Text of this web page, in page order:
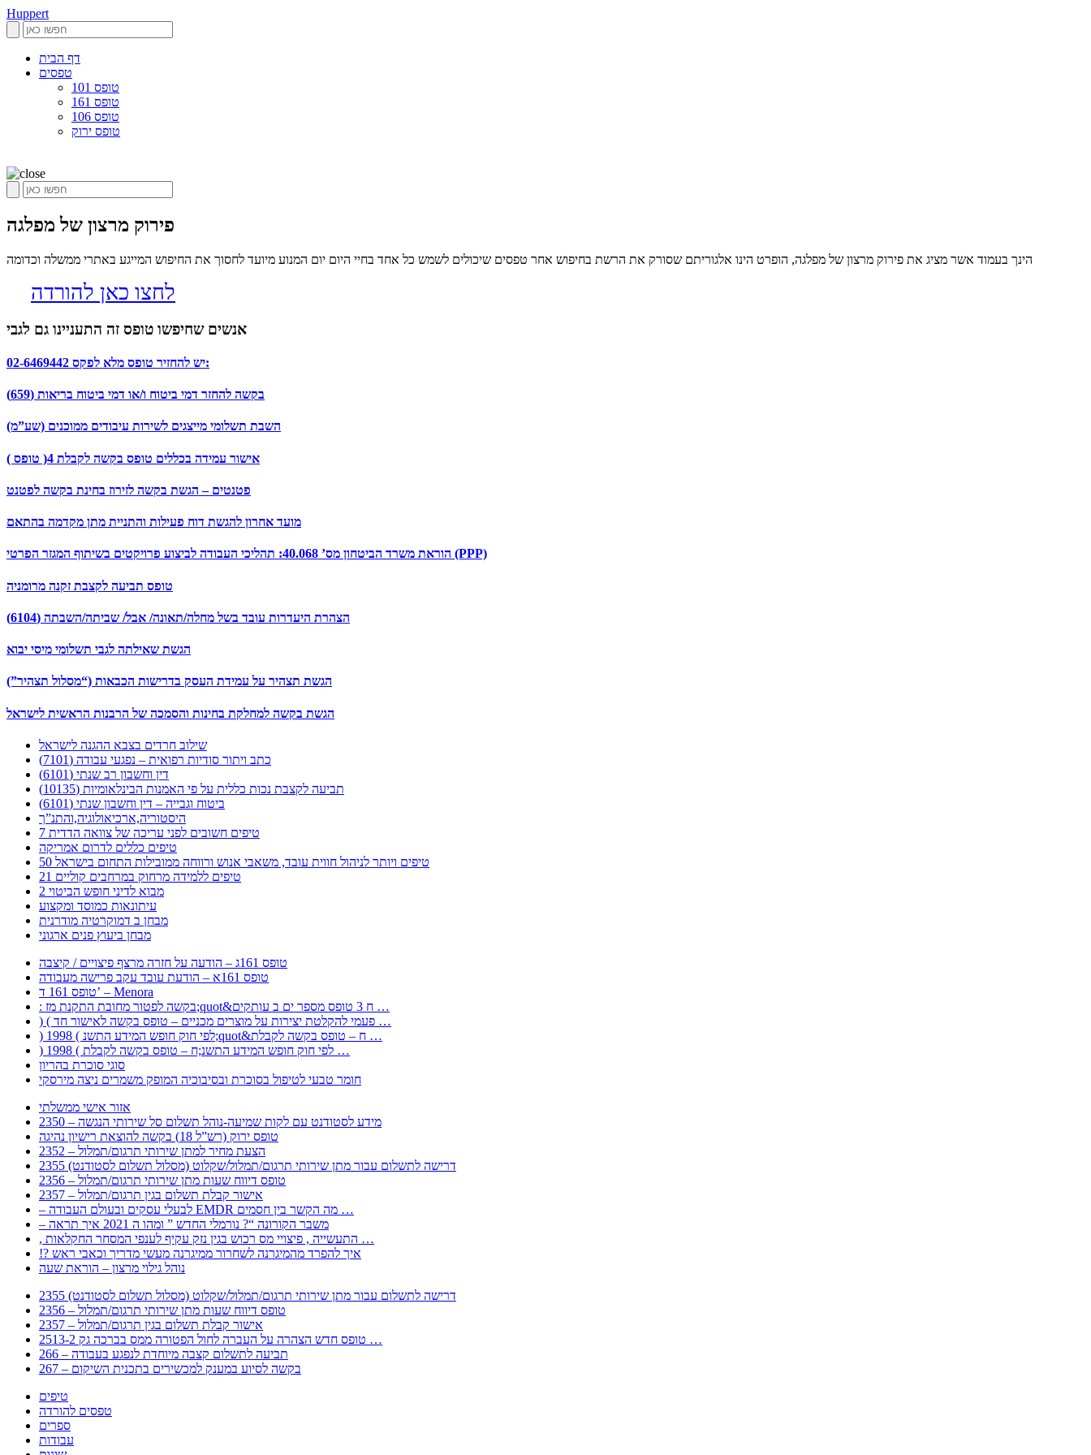
Huppert
דף הבית
טפסים
טופס 101
טופס 161
טופס 106
טופס ירוק
פירוק מרצון של מפלגה
הינך בעמוד אשר מציג את פירוק מרצון של מפלגה, הופרט הינו אלגוריתם שסורק את הרשת בחיפוש אחר טפסים שיכולים לשמש כל אחד בחיי היום יום המנוע מיועד לחסוך את החיפוש המייגע באתרי ממשלה וכדומה
לחצו כאן להורדה
אנשים שחיפשו טופס זה התעניינו גם לגבי
02-6469442 יש להחזיר טופס מלא לפקס:
בקשה להחזר דמי ביטוח ו/או דמי ביטוח בריאות (659)
השבת תשלומי מייצגים לשירות עיבודים ממוכנים (שע”מ)
אישור עמידה בכללים טופס בקשה לקבלת 4( טופס )
פטנטים – הגשת בקשה לזירוז בחינת בקשה לפטנט
מועד אחרון להגשת דוח פעילות והתניית מתן מקדמה בהתאם
הוראת משרד הביטחון מס’ 40.068: תהליכי העבודה לביצוע פרויקטים בשיתוף המגזר הפרטי (PPP)
טופס תביעה לקצבת זקנה מרומניה
הצהרת היעדרות עובד בשל מחלה/תאונה/ אבל/ שביתה/השבתה (6104)
הגשת שאילתה לגבי תשלומי מיסי יבוא
הגשת תצהיר על עמידת העסק בדרישות הכבאות (“מסלול תצהיר”)
הגשת בקשה למחלקת בחינות והסמכה של הרבנות הראשית לישראל
שילוב חרדים בצבא ההגנה לישראל
כתב ויתור סודיות רפואית – נפגעי עבודה (7101)
דין וחשבון רב שנתי (6101)
תביעה לקצבת נכות כללית על פי האמנות הבינלאומיות (10135)
ביטוח וגבייה – דין וחשבון שנתי (6101)
היסטוריה,ארכיאולוגיה,והתנ”ך
7 טיפים חשובים לפני עריכה של צוואה הדדית
טיפים כללים לדרום אמריקה
50 טיפים ויותר לניהול חווית עובד, משאבי אנוש ורווחה ממובילות התחום בישראל
21 טיפים ללמידה מרחוק במרחבים קוליים
מבוא לדיני חופש הביטוי 2
עיתונאות כמוסד ומקצוע
מבחן ב דמוקרטיה מודרנית
מבחן ביעוץ פנים ארגוני
טופס 161ג – הודעה על חזרה מרצף פיצויים / קיצבה
טופס 161א – הודעת עובד עקב פרישה מעבודה
טופס 161 ד’ – Menora
: בקשה לפטור מחובת התקנת מז;quot&ח 3 טופס מספר ים ב עותקים …
) ( פעמי להקלטת יצירות על מוצרים מכניים – טופס בקשה לאישור חד …
) 1998 ( לפי חוק חופש המידע התשנ;quot&ח – טופס בקשה לקבלת …
) 1998 ( לפי חוק חופש המידע התשנ;ח – טופס בקשה לקבלת …
סוגי סוכרת בהריון
חומר טבעי לטיפול בסוכרת ובסיבוכיה המופק משמרים ניצה מירסקי
אזור אישי ממשלתי
2350 – מידע לסטודנט עם לקות שמיעה-נוהל תשלום סל שירותי הנגשה
טופס ירוק (רש”ל 18) בקשה להוצאת רישיון נהיגה
2352 – הצעת מחיר למתן שירותי תרגום/תמלול
2355 דרישה לתשלום עבור מתן שירותי תרגום/תמלול/שקלוט (מסלול תשלום לסטודנט)
2356 – טופס דיווח שעות מתן שירותי תרגום/תמלול
2357 – אישור קבלת תשלום בגין תרגום/תמלול
– לבעלי עסקים ובעולם העבודה EMDR מה הקשר בין חסמים …
– משבר הקורונה “? נורמלי החדש ” ומהו ה 2021 איך תראה
, התעשייה , פיצויי מס רכוש בגין נזק עקיף לענפי המסחר החקלאות …
!? איך להפרד מהמיגרנה לשחרור ממיגרנה מעשי מדריך וכאבי ראש
נוהל גילוי מרצון – הוראת שעה
2355 דרישה לתשלום עבור מתן שירותי תרגום/תמלול/שקלוט (מסלול תשלום לסטודנט)
2356 – טופס דיווח שעות מתן שירותי תרגום/תמלול
2357 – אישור קבלת תשלום בגין תרגום/תמלול
2513-2 טופס חדש הצהרה על העברה לחול הפטורה ממס בברכה גק …
266 – תביעה לתשלום קצבה מיוחדת לנפגע בעבודה
267 – בקשה לסיוע במענק למכשירים בתכנית השיקום
טיפים
טפסים להורדה
ספרים
עבודות